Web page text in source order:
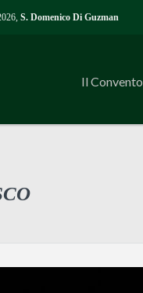
S. Domenico Di Guzman
Il Convento